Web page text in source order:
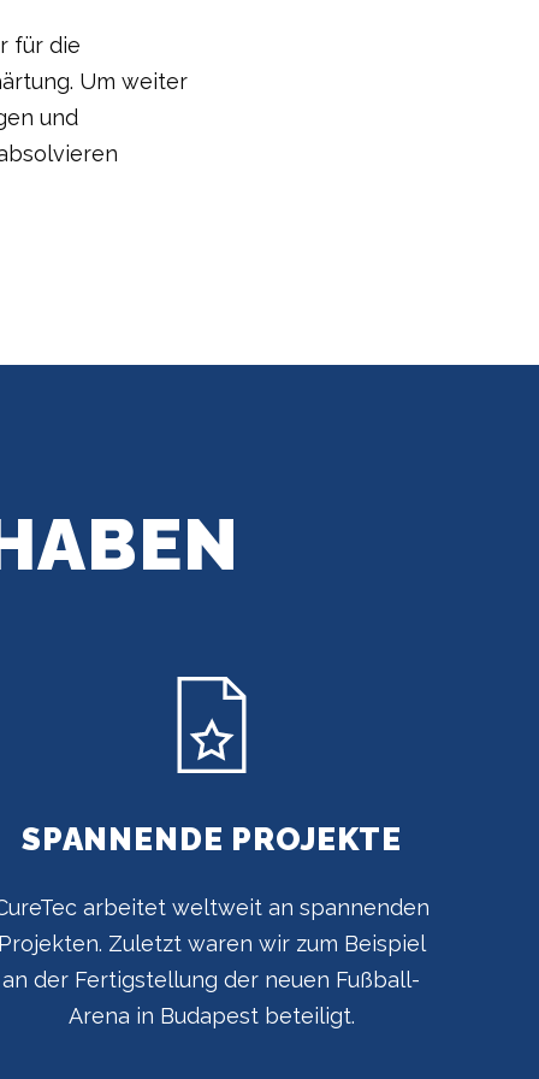
für die
Um weiter
und
SPANNENDE PROJEKTE
arbeitet weltweit an spannenden
Zuletzt waren wir zum Beispiel
an der Fertigstellung der neuen Fußball-
Arena in Budapest beteiligt.